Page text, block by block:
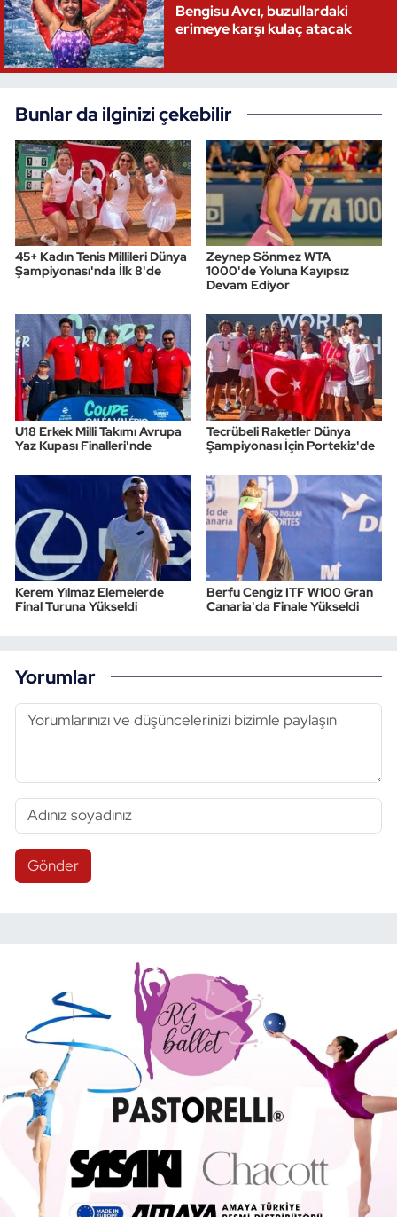
Bengisu Avcı, buzullardaki
erimeye karşı kulaç atacak
Bunlar da ilginizi çekebilir
45+ Kadın Tenis Millileri Dünya
Şampiyonası'nda İlk 8'de
Zeynep Sönmez WTA
1000'de Yoluna Kayıpsız
Devam Ediyor
U18 Erkek Milli Takımı Avrupa
Yaz Kupası Finalleri'nde
Tecrübeli Raketler Dünya
Şampiyonası İçin Portekiz'de
Kerem Yılmaz Elemelerde
Final Turuna Yükseldi
Berfu Cengiz ITF W100 Gran
Canaria'da Finale Yükseldi
Yorumlar
Gönder